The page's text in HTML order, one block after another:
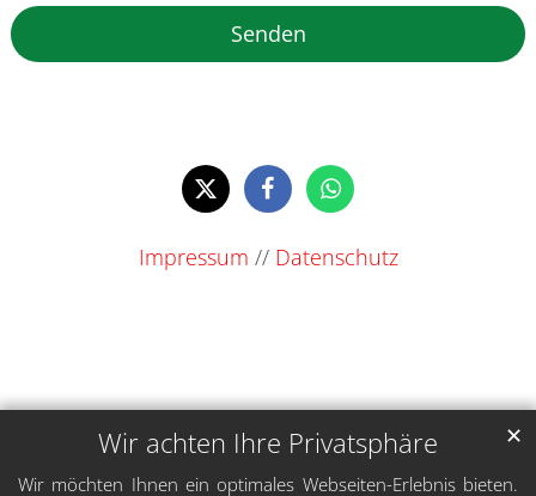
Wir achten Ihre Privatsphäre
Wir möchten Ihnen ein optimales Webseiten-Erlebnis bieten.
✕
Impressum // Datenschutz